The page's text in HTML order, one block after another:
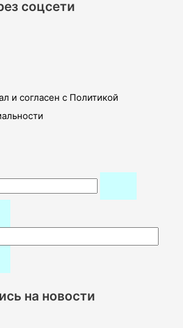
соцсети
и согласен с Политикой
на новости